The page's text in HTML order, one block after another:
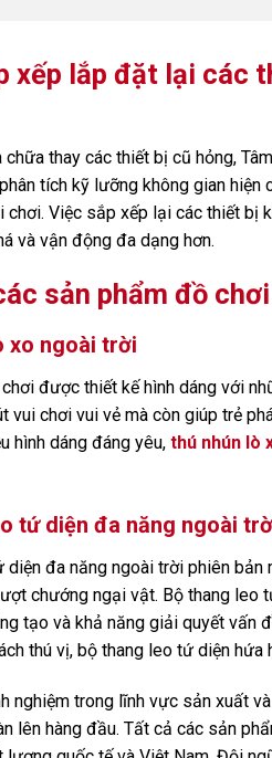
xếp lắp đặt lại các
thay các thiết bị cũ hỏng,
tích kỹ lưỡng không gian
chơi. Việc sắp xếp lại các thiết bị
và vận động đa dạng hơn.
sản phẩm đồ
xo ngoài trời
được thiết kế hình dáng với
vui chơi vui vẻ mà còn giúp trẻ
hình dáng đáng yêu, thú nhún lò
tứ diện đa năng ngoài
diện đa năng ngoài trời phiên
chướng ngại vật. Bộ thang leo
tạo và khả năng giải quyết vấn
thú vị, bộ thang leo tứ diện
nghiệm trong lĩnh vực sản xuất
lên hàng đầu. Tất cả các sản